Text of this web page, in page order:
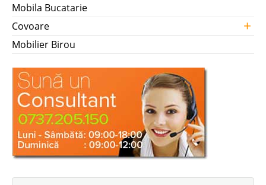
Mobila Bucatarie
Covoare
+
Mobilier Birou